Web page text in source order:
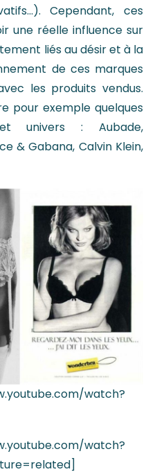
Cependant, ces
une réelle influence sur
liés au désir et à la
de ces marques
les produits vendus.
pour exemple quelques
univers : Aubade,
& Gabana, Calvin Klein,
watch?
watch?